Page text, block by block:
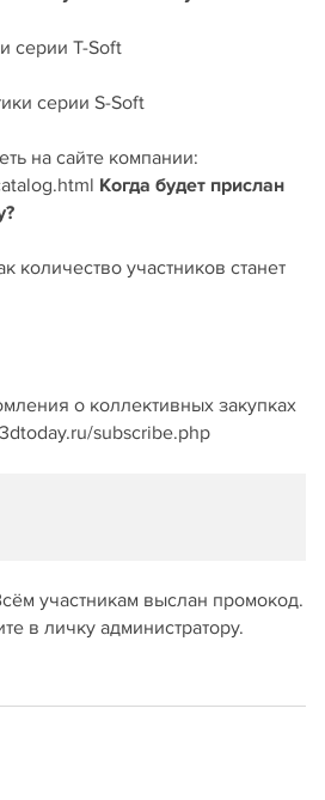
серии T-Soft
серии S-Soft
на сайте компании:
Когда будет прислан
количество участников станет
о коллективных закупках
subscribe.php
участникам выслан промокод.
в личку администратору.